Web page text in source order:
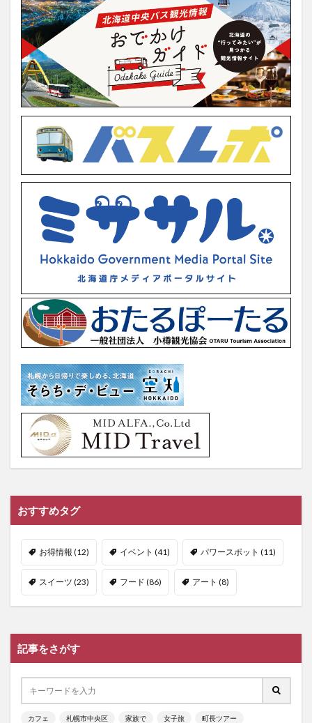
おすすめタグ
お得情報 (12) イベント (41) パワースポット (11)
スイーツ (23) フード (86) アート (8)
記事をさがす
カフェ 札幌市中央区 家族で 女子旅 町長ツアー